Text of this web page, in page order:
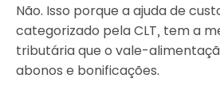
Não. Isso porque a ajuda de
categorizado pela CLT, tem a
tributária que o vale-
abonos e bonificações.